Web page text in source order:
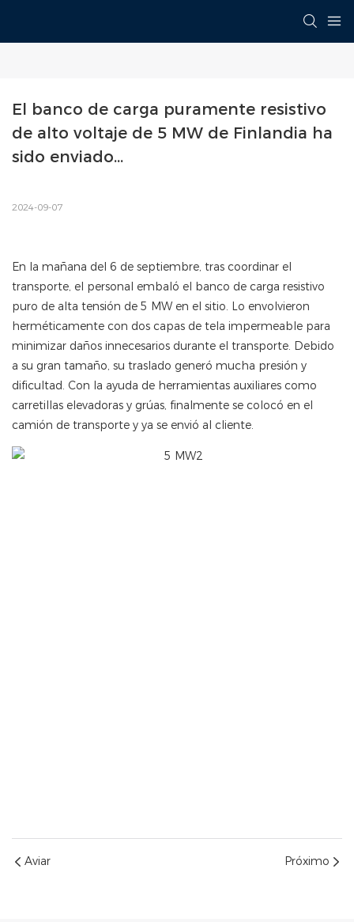
El banco de carga puramente resistivo
de alto voltaje de 5 MW de Finlandia ha
sido enviado...
2024-09-07
En la mañana del 6 de septiembre, tras coordinar el
transporte, el personal embaló el banco de carga resistivo
puro de alta tensión de 5 MW en el sitio. Lo envolvieron
herméticamente con dos capas de tela impermeable para
minimizar daños innecesarios durante el transporte. Debido
a su gran tamaño, su traslado generó mucha presión y
dificultad. Con la ayuda de herramientas auxiliares como
carretillas elevadoras y grúas, finalmente se colocó en el
camión de transporte y ya se envió al cliente.
Aviar Próximo